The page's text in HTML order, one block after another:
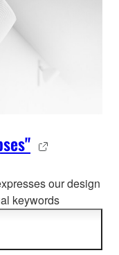
our design
keywords